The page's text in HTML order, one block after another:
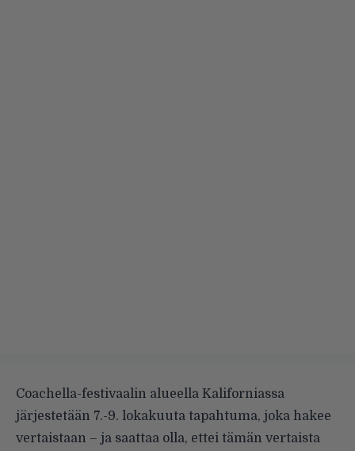
Coachella-festivaalin alueella Kaliforniassa
järjestetään 7.-9. lokakuuta tapahtuma, joka hakee
vertaistaan – ja saattaa olla, ettei tämän vertaista